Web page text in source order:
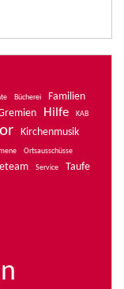
Bücherei Familien
Hilfe KAB
Kirchenmusik
Ortsausschüsse
Service Taufe